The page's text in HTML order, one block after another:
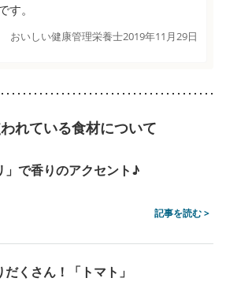
す。
おいしい健康管理栄養士2019年11月29日
れている食材について
」で香りのアクセント♪
記事を読む >
くさん！「トマト」